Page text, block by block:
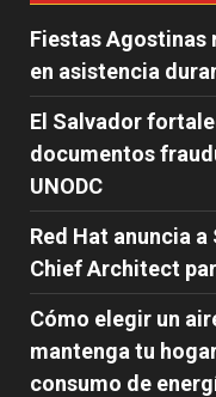
Fiestas Agostinas
en asistencia
El Salvador
documentos
UNODC
Red Hat anuncia
Chief Architect
Cómo elegir un
mantenga tu
consumo de